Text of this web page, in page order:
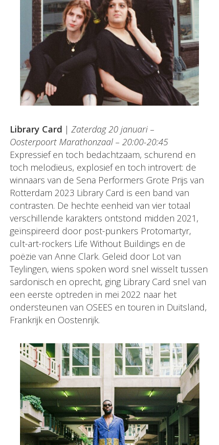
Library Card | Zaterdag 20 januari –
Oosterpoort Marathonzaal – 20:00-20:45
Expressief en toch bedachtzaam, schurend en
toch melodieus, explosief en toch introvert: de
winnaars van de Sena Performers Grote Prijs van
Rotterdam 2023 Library Card is een band van
contrasten. De hechte eenheid van vier totaal
verschillende karakters ontstond midden 2021,
geïnspireerd door post-punkers Protomartyr,
cult-art-rockers Life Without Buildings en de
poëzie van Anne Clark. Geleid door Lot van
Teylingen, wiens spoken word snel wisselt tussen
sardonisch en oprecht, ging Library Card snel van
een eerste optreden in mei 2022 naar het
ondersteunen van OSEES en touren in Duitsland,
Frankrijk en Oostenrijk.